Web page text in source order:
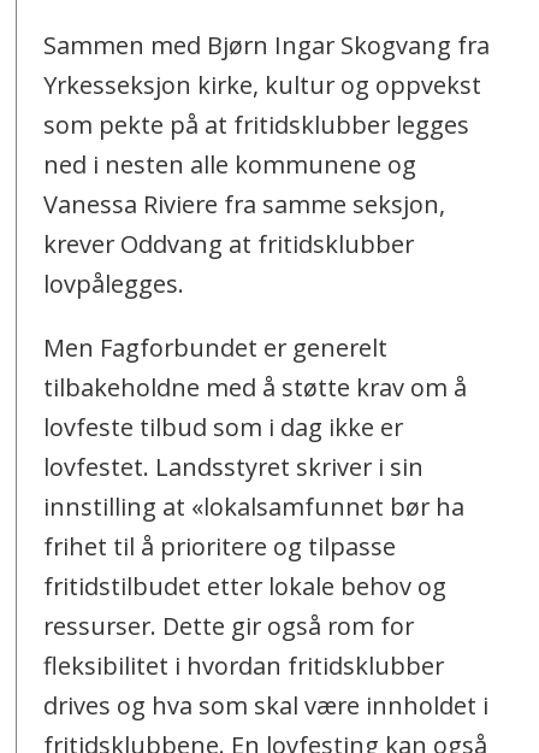
Sammen med Bjørn Ingar Skogvang fra
Yrkesseksjon kirke, kultur og oppvekst
som pekte på at fritidsklubber legges
ned i nesten alle kommunene og
Vanessa Riviere fra samme seksjon,
krever Oddvang at fritidsklubber
lovpålegges.
Men Fagforbundet er generelt
tilbakeholdne med å støtte krav om å
lovfeste tilbud som i dag ikke er
lovfestet. Landsstyret skriver i sin
innstilling at «lokalsamfunnet bør ha
frihet til å prioritere og tilpasse
fritidstilbudet etter lokale behov og
ressurser. Dette gir også rom for
fleksibilitet i hvordan fritidsklubber
drives og hva som skal være innholdet i
fritidsklubbene. En lovfesting kan også